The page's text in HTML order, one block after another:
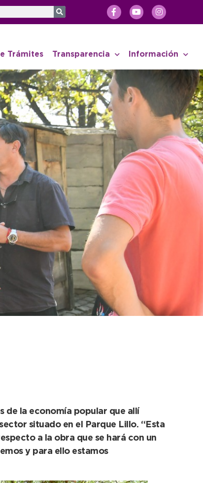
Trámites Transparencia Información
de la economía popular que allí
situado en el Parque Lillo. “Esta
a la obra que se hará con un
y para ello estamos